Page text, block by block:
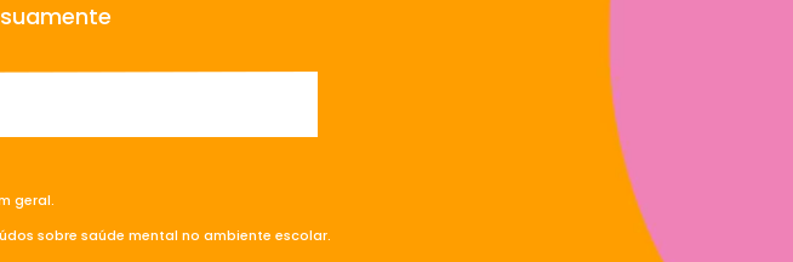
geral.
sobre saúde mental no ambiente escolar.